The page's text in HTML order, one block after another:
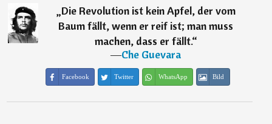
„Die Revolution ist kein Apfel, der vom
Baum fällt, wenn er reif ist; man muss
machen, dass er fällt.“
―Che Guevara
Facebook Twitter WhatsApp Bild